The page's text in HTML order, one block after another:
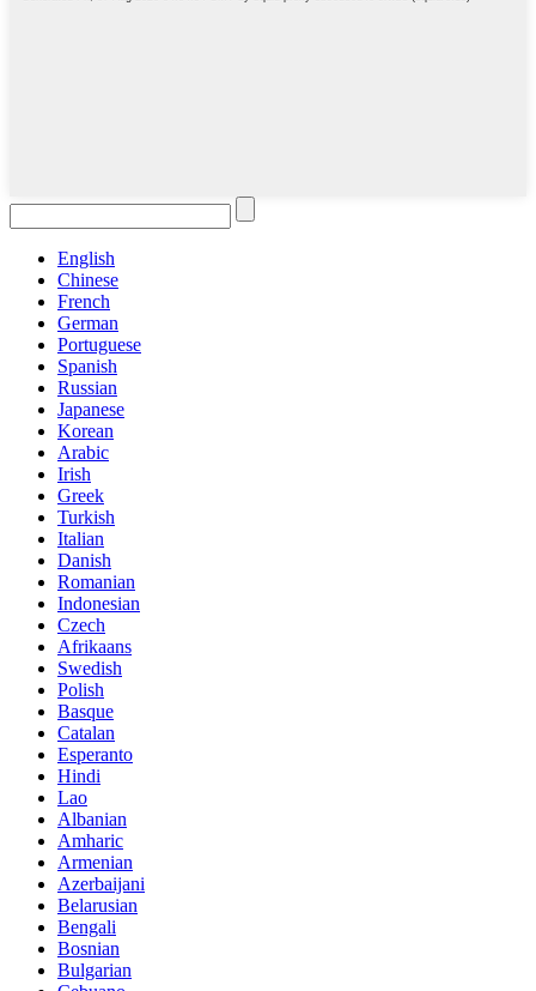
English
Chinese
French
German
Portuguese
Spanish
Russian
Japanese
Korean
Arabic
Irish
Greek
Turkish
Italian
Danish
Romanian
Indonesian
Czech
Afrikaans
Swedish
Polish
Basque
Catalan
Esperanto
Hindi
Lao
Albanian
Amharic
Armenian
Azerbaijani
Belarusian
Bengali
Bosnian
Bulgarian